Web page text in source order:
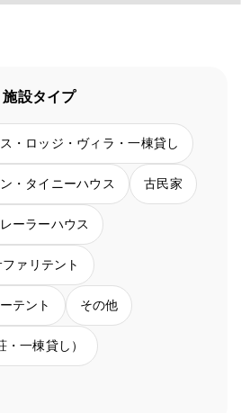
施設タイプ
・ロッジ・ヴィラ・一棟貸し
・タイニーハウス 古民家
ーラーハウス
ファリテント
テント その他
一棟貸し）